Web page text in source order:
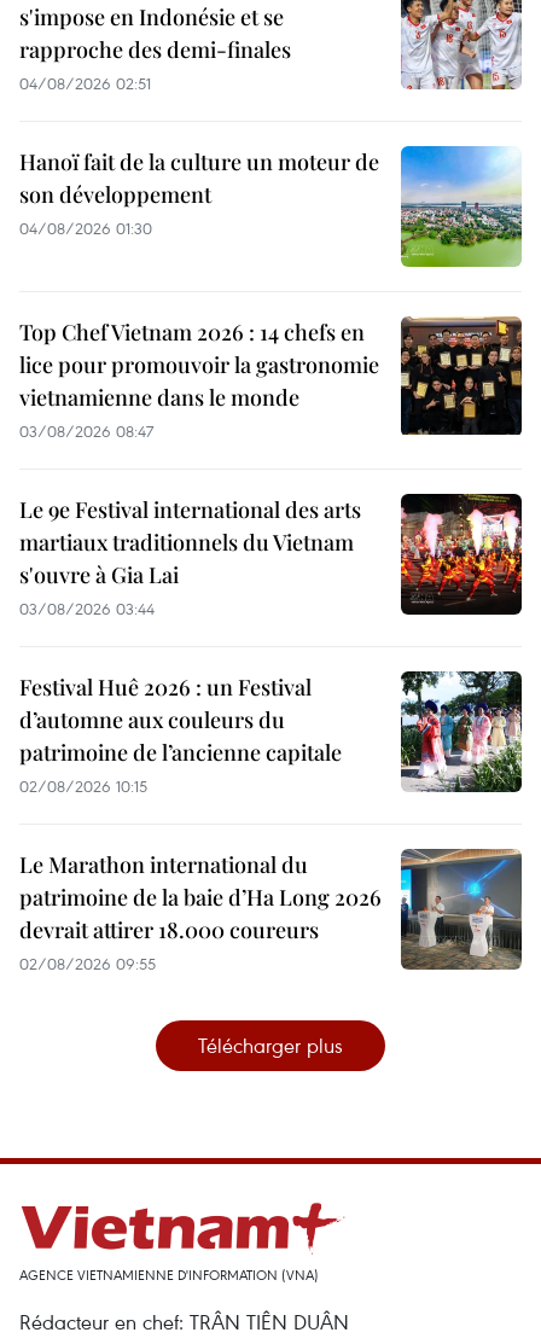
s'impose en Indonésie et se
rapproche des demi-finales
04/08/2026 02:51
Hanoï fait de la culture un moteur de
son développement
04/08/2026 01:30
Top Chef Vietnam 2026 : 14 chefs en
lice pour promouvoir la gastronomie
vietnamienne dans le monde
03/08/2026 08:47
Le 9e Festival international des arts
martiaux traditionnels du Vietnam
s'ouvre à Gia Lai
03/08/2026 03:44
Festival Huê 2026 : un Festival
d’automne aux couleurs du
patrimoine de l’ancienne capitale
02/08/2026 10:15
Le Marathon international du
patrimoine de la baie d’Ha Long 2026
devrait attirer 18.000 coureurs
02/08/2026 09:55
Télécharger plus
AGENCE VIETNAMIENNE D'INFORMATION (VNA)
Rédacteur en chef: TRÂN TIÊN DUÂN